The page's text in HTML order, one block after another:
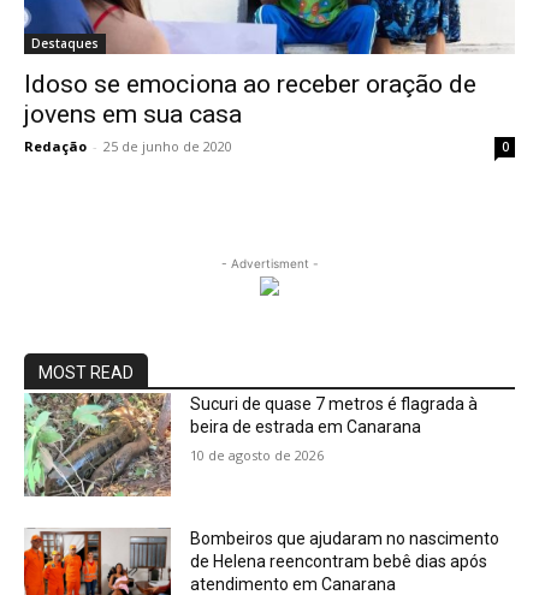
Destaques
Idoso se emociona ao receber oração de
jovens em sua casa
Redação - 25 de junho de 2020 0
- Advertisment -
MOST READ
Sucuri de quase 7 metros é flagrada à
beira de estrada em Canarana
10 de agosto de 2026
Bombeiros que ajudaram no nascimento
de Helena reencontram bebê dias após
atendimento em Canarana